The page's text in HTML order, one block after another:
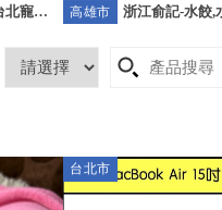
北寵物
高雄市
浙江俞記-水餃,
台北市